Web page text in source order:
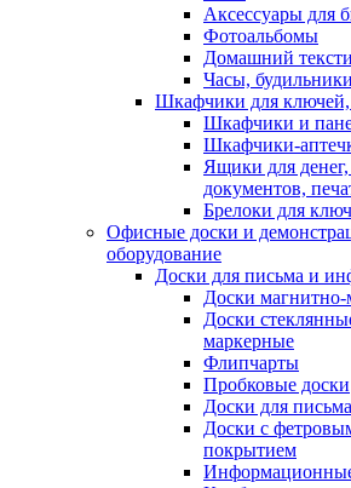
Аксессуары для
Фотоальбомы
Домашний
Часы, будильники
Шкафчики для ключей,
Шкафчики и
Шкафчики-
Ящики для
документов,
Брелоки для
Офисные доски и
оборудование
Доски для письма и
Доски
Доски
маркерные
Флипчарты
Пробковые доски
Доски для
Доски с
покрытием